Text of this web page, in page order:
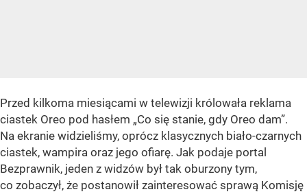
Przed kilkoma miesiącami w telewizji królowała reklama
ciastek Oreo pod hasłem „Co się stanie, gdy Oreo dam”.
Na ekranie widzieliśmy, oprócz klasycznych biało-czarnych
ciastek, wampira oraz jego ofiarę. Jak podaje portal
Bezprawnik, jeden z widzów był tak oburzony tym,
co zobaczył, że postanowił zainteresować sprawą Komisję